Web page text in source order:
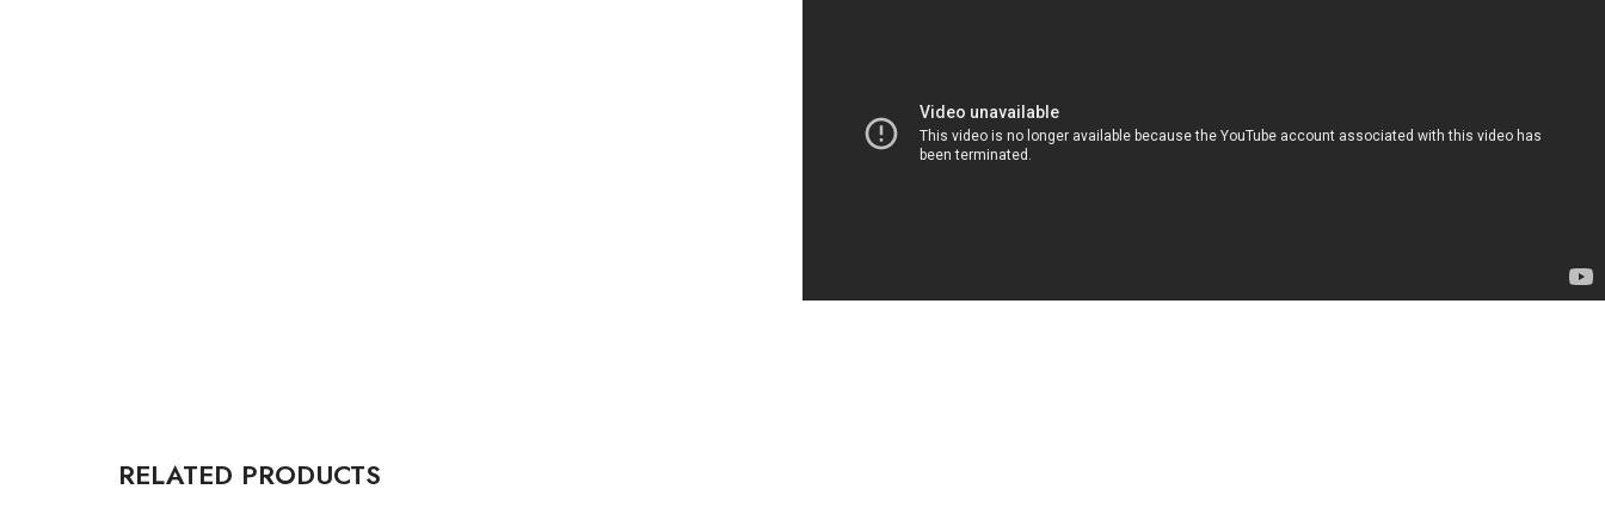
RELATED PRODUCTS